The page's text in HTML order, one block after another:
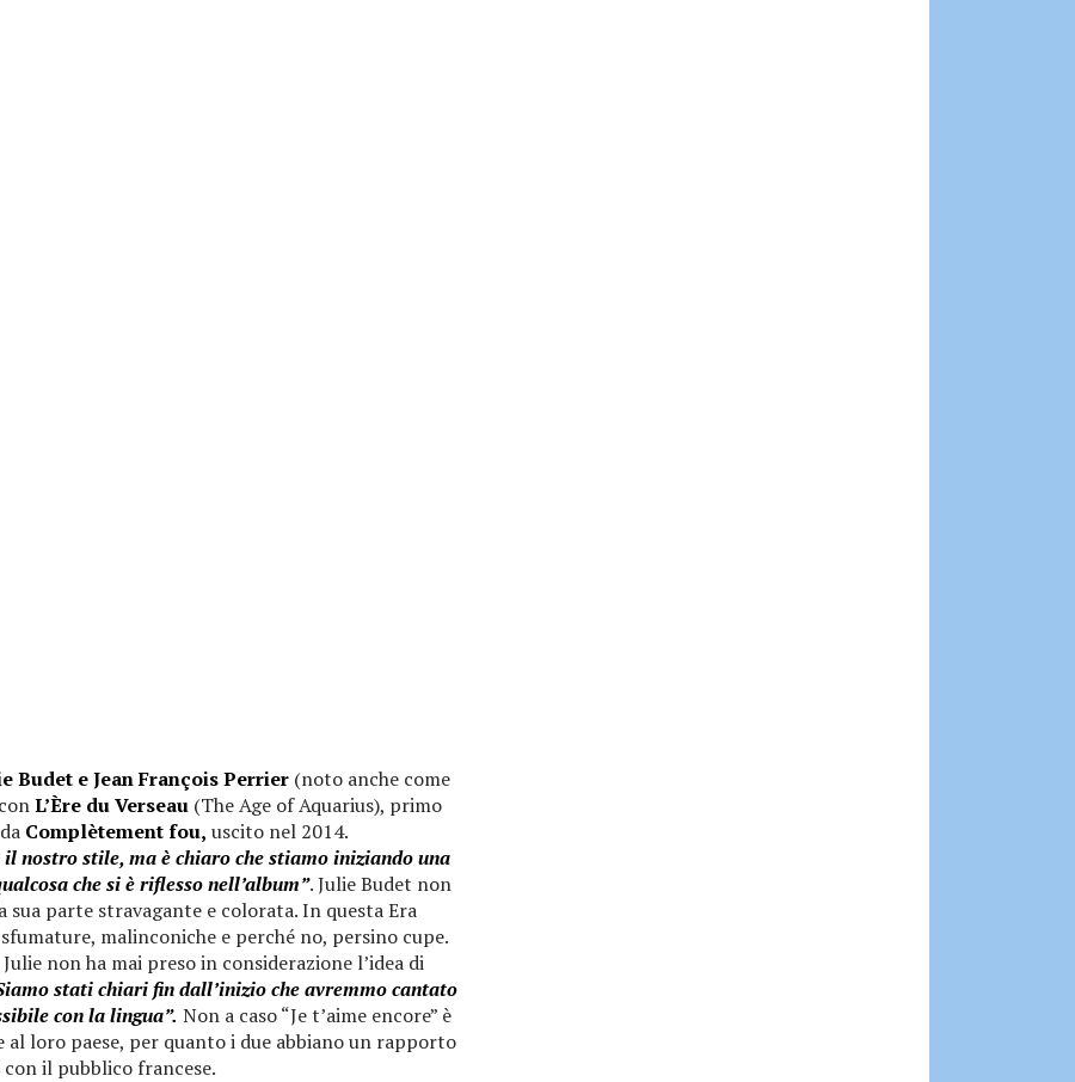
Budet e Jean François Perrier(noto anche come
L’Ère du Verseau (The Age of Aquarius), primo
Complètement fou, uscito nel 2014.
nostro stile, ma è chiaro che stiamo iniziando una
che si è riflesso nell’album”. Julie Budet non
parte stravagante e colorata. In questa Era
malinconiche e perché no, persino cupe.
non ha mai preso in considerazione l’idea di
stati chiari fin dall’inizio che avremmo cantato
con la lingua”. Non a caso “Je t’aime encore” è
al loro paese, per quanto i due abbiano un rapporto
il pubblico francese.